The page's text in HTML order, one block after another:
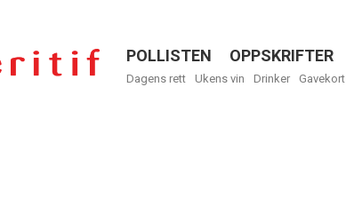
Menu
POLLISTEN OPPSKRIFTER
Dagens rett Ukens vin Drinker Gavekort